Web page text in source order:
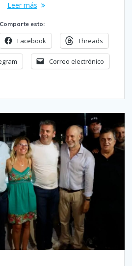
Leer más
Comparte esto:
Facebook Threads
Correo electrónico